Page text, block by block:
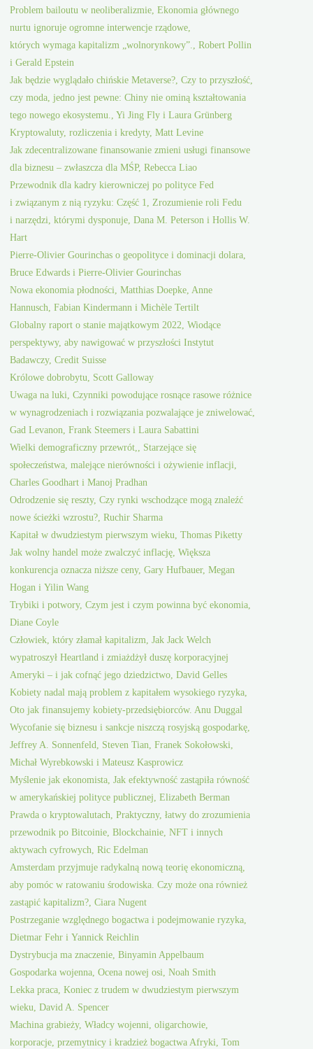
Problem bailoutu w neoliberalizmie, Ekonomia głównego
nurtu ignoruje ogromne interwencje rządowe,
których wymaga kapitalizm „wolnorynkowy”., Robert Pollin
i Gerald Epstein
Jak będzie wyglądało chińskie Metaverse?, Czy to przyszłość,
czy moda, jedno jest pewne: Chiny nie ominą kształtowania
tego nowego ekosystemu., Yi Jing Fly i Laura Grünberg
Kryptowaluty, rozliczenia i kredyty, Matt Levine
Jak zdecentralizowane finansowanie zmieni usługi finansowe
dla biznesu – zwłaszcza dla MŚP, Rebecca Liao
Przewodnik dla kadry kierowniczej po polityce Fed
i związanym z nią ryzyku: Część 1, Zrozumienie roli Fedu
i narzędzi, którymi dysponuje, Dana M. Peterson i Hollis W.
Hart
Pierre-Olivier Gourinchas o geopolityce i dominacji dolara,
Bruce Edwards i Pierre-Olivier Gourinchas
Nowa ekonomia płodności, Matthias Doepke, Anne
Hannusch, Fabian Kindermann i Michèle Tertilt
Globalny raport o stanie majątkowym 2022, Wiodące
perspektywy, aby nawigować w przyszłości Instytut
Badawczy, Credit Suisse
Królowe dobrobytu, Scott Galloway
Uwaga na luki, Czynniki powodujące rosnące rasowe różnice
w wynagrodzeniach i rozwiązania pozwalające je zniwelować,
Gad Levanon, Frank Steemers i Laura Sabattini
Wielki demograficzny przewrót,, Starzejące się
społeczeństwa, malejące nierówności i ożywienie inflacji,
Charles Goodhart i Manoj Pradhan
Odrodzenie się reszty, Czy rynki wschodzące mogą znaleźć
nowe ścieżki wzrostu?, Ruchir Sharma
Kapitał w dwudziestym pierwszym wieku, Thomas Piketty
Jak wolny handel może zwalczyć inflację, Większa
konkurencja oznacza niższe ceny, Gary Hufbauer, Megan
Hogan i Yilin Wang
Trybiki i potwory, Czym jest i czym powinna być ekonomia,
Diane Coyle
Człowiek, który złamał kapitalizm, Jak Jack Welch
wypatroszył Heartland i zmiażdżył duszę korporacyjnej
Ameryki – i jak cofnąć jego dziedzictwo, David Gelles
Kobiety nadal mają problem z kapitałem wysokiego ryzyka,
Oto jak finansujemy kobiety-przedsiębiorców. Anu Duggal
Wycofanie się biznesu i sankcje niszczą rosyjską gospodarkę,
Jeffrey A. Sonnenfeld, Steven Tian, Franek Sokołowski,
Michał Wyrebkowski i Mateusz Kasprowicz
Myślenie jak ekonomista, Jak efektywność zastąpiła równość
w amerykańskiej polityce publicznej, Elizabeth Berman
Prawda o kryptowalutach, Praktyczny, łatwy do zrozumienia
przewodnik po Bitcoinie, Blockchainie, NFT i innych
aktywach cyfrowych, Ric Edelman
Amsterdam przyjmuje radykalną nową teorię ekonomiczną,
aby pomóc w ratowaniu środowiska. Czy może ona również
zastąpić kapitalizm?, Ciara Nugent
Postrzeganie względnego bogactwa i podejmowanie ryzyka,
Dietmar Fehr i Yannick Reichlin
Dystrybucja ma znaczenie, Binyamin Appelbaum
Gospodarka wojenna, Ocena nowej osi, Noah Smith
Lekka praca, Koniec z trudem w dwudziestym pierwszym
wieku, David A. Spencer
Machina grabieży, Władcy wojenni, oligarchowie,
korporacje, przemytnicy i kradzież bogactwa Afryki, Tom